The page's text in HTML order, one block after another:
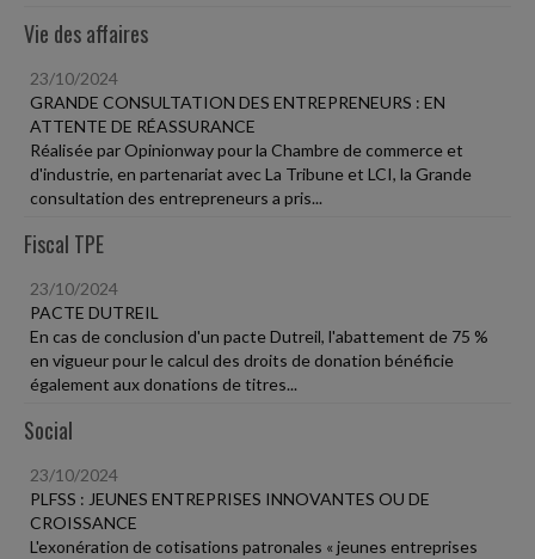
Vie des affaires
23/10/2024
GRANDE CONSULTATION DES ENTREPRENEURS : EN
ATTENTE DE RÉASSURANCE
Réalisée par Opinionway pour la Chambre de commerce et
d'industrie, en partenariat avec La Tribune et LCI, la Grande
consultation des entrepreneurs a pris...
Fiscal TPE
23/10/2024
PACTE DUTREIL
En cas de conclusion d'un pacte Dutreil, l'abattement de 75 %
en vigueur pour le calcul des droits de donation bénéficie
également aux donations de titres...
Social
23/10/2024
PLFSS : JEUNES ENTREPRISES INNOVANTES OU DE
CROISSANCE
L'exonération de cotisations patronales « jeunes entreprises